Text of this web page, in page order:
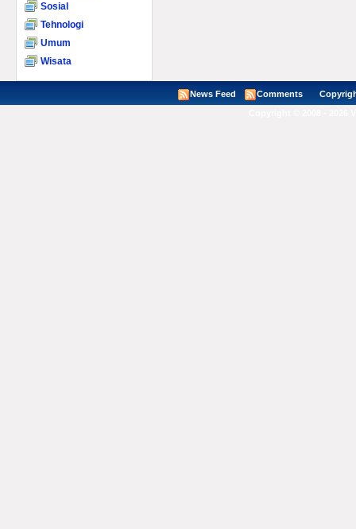
Sosial
Tehnologi
Umum
Wisata
News Feed Comments Copyright